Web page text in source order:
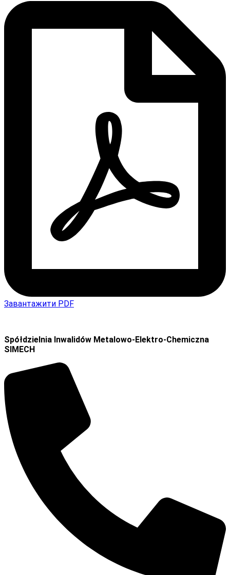
Завантажити PDF
Spółdzielnia Inwalidów Metalowo-Elektro-Chemiczna
SIMECH